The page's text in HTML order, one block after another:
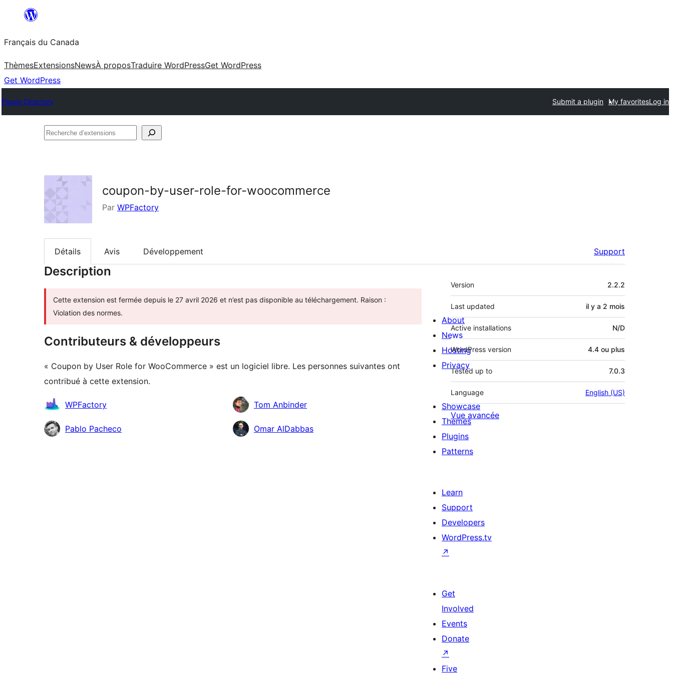
contenu
Français du Canada
ThèmesExtensionsNewsÀ proposTraduire WordPressGet WordPress
Get WordPress
Plugin Directory Submit a plugin My favoritesLog in
Recherche
coupon-by-user-role-for-woocommerce
Par WPFactory
Détails Avis Développement Support
Description
Cette extension est fermée depuis le 27 avril 2026 et n’est pas disponible au téléchargement. Raison :
Violation des normes.
Contributeurs & développeurs
« Coupon by User Role for WooCommerce » est un logiciel libre. Les personnes suivantes ont
contribué à cette extension.
Contributeurs
WPFactory Tom Anbinder
Pablo Pacheco Omar AlDabbas
Méta
Version 2.2.2
Last updated il y a 2 mois
Active installations N/D
WordPress version 4.4 ou plus
Tested up to 7.0.3
Language English (US)
Vue avancée
About
News
Hosting
Privacy
Showcase
Themes
Plugins
Patterns
Learn
Support
Developers
WordPress.tv
↗
Get
Involved
Events
Donate
↗
Five